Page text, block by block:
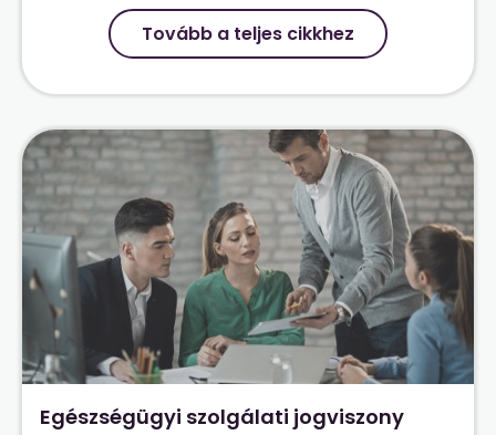
Tovább a teljes cikkhez
Egészségügyi szolgálati jogviszony